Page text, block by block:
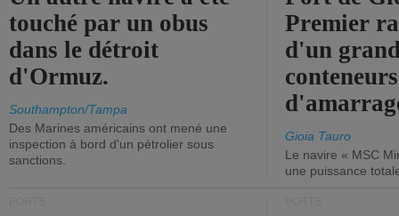
touché par un obus
dans le détroit
d'Ormuz.
Southampton/Tampa
Des Marines américains ont mené une
inspection à bord d'un pétrolier sous
sanctions.
Premier
d'un
Gioia Tauro
Le navire « MSC
une puissance